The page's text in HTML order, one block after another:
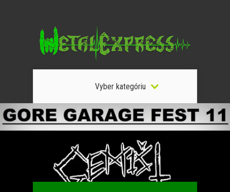
Vyber kategóriu